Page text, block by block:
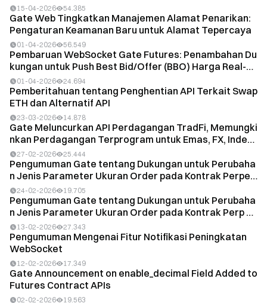
15-04-2026 54.385
Gate Web Tingkatkan Manajemen Alamat Penarikan:
Pengaturan Keamanan Baru untuk Alamat Tepercaya
01-04-2026 56.549
Pembaruan WebSocket Gate Futures: Penambahan Du
kungan untuk Push Best Bid/Offer (BBO) Harga Real-Ti
m...01-04-2026 24.694
Pemberitahuan tentang Penghentian API Terkait Swap
ETH dan Alternatif API
23-03-2026 14.878
Gate Meluncurkan API Perdagangan TradFi, Memungki
nkan Perdagangan Terprogram untuk Emas, FX, Indek
s,...27-02-2026 25.444
Pengumuman Gate tentang Dukungan untuk Perubaha
n Jenis Parameter Ukuran Order pada Kontrak Perpet
ual...
24-02-2026 19.705
Pengumuman Gate tentang Dukungan untuk Perubaha
n Jenis Parameter Ukuran Order pada Kontrak Perp U
SDT
13-02-2026 27.343
Pengumuman Mengenai Fitur Notifikasi Peningkatan
WebSocket
12-02-2026 17.349
Gate Announcement on enable_decimal Field Added to
Futures Contract APIs
02-02-2026 19.563